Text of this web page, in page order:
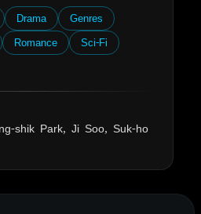
Drama
Genres
Romance
Sci-Fi
shik Park, Ji Soo, Suk-ho